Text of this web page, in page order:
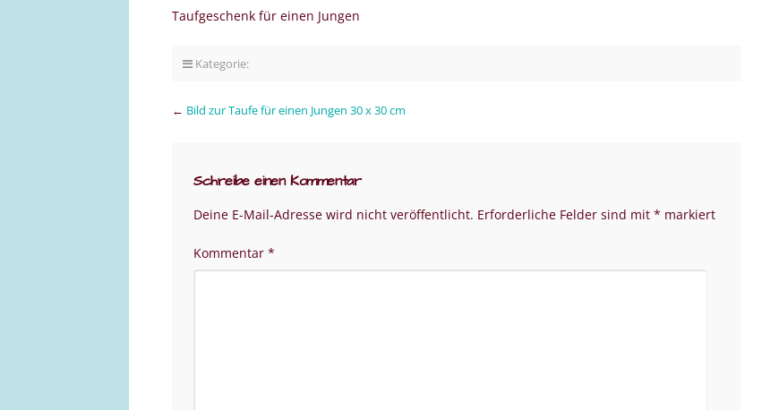
Taufgeschenk für einen Jungen
Kategorie:
← Bild zur Taufe für einen Jungen 30 x 30 cm
Schreibe einen Kommentar
Deine E-Mail-Adresse wird nicht veröffentlicht. Erforderliche Felder sind mit * markiert
Kommentar *